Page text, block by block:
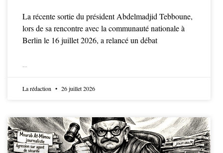
La récente sortie du président Abdelmadjid Tebboune,
lors de sa rencontre avec la communauté nationale à
Berlin le 16 juillet 2026, a relancé un débat
La rédaction 26 juillet 2026